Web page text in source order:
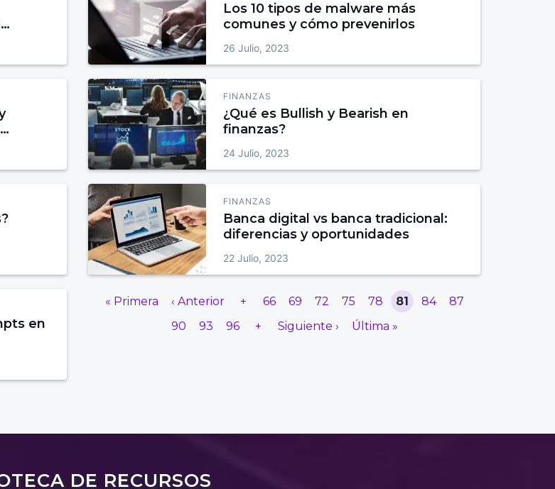
en
Los 10 tipos de malware más
comunes y cómo prevenirlos
26 Julio, 2023
FINANZAS
¿Qué es Bullish y Bearish en
finanzas?
24 Julio, 2023
FINANZAS
Banca digital vs banca tradicional:
diferencias y oportunidades
22 Julio, 2023
« Primera ‹ Anterior + 66 69 72 75 78 81 84
87
90
93 96 + Siguiente › Última »
DE RECURSOS